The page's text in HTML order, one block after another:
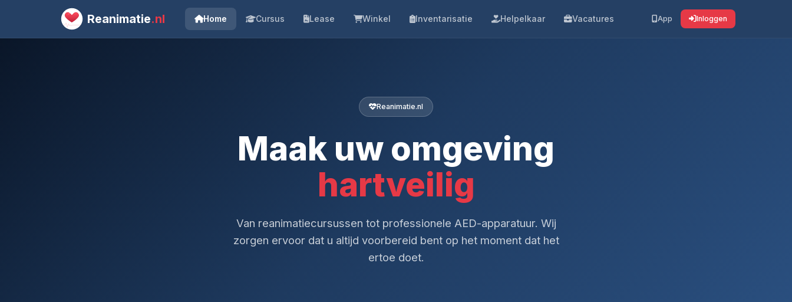
Reanimatie.nl Home Cursus Lease Winkel Inventarisatie Helpelkaar Vacatures App Inloggen
Reanimatie.nl
Maak uw omgeving
hartveilig
Van reanimatiecursussen tot professionele AED-apparatuur. Wij
zorgen ervoor dat u altijd voorbereid bent op het moment dat het
ertoe doet.